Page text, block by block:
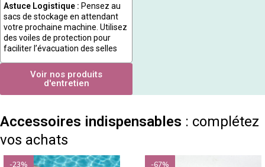
Astuce Logistique : Pensez au
sacs de stockage en attendant
votre prochaine machine. Utilisez
des voiles de protection pour
faciliter l’évacuation des selles
Voir nos produits
d'entretien
Accessoires indispensables : complétez
vos achats
-23% -67%